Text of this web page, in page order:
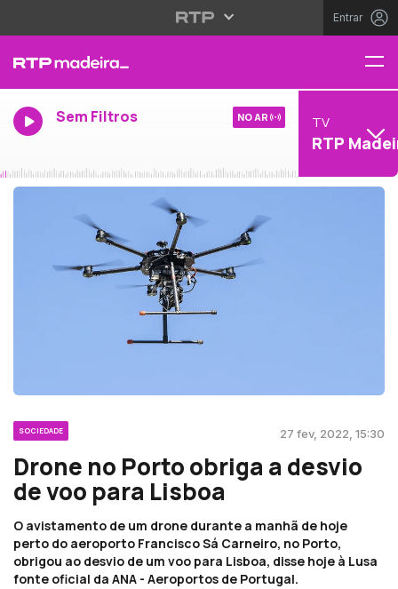
Entrar
Sem Filtros NO AR TV
RTP
SOCIEDADE 27 fev, 2022, 15:30
Drone no Porto obriga a desvio
de voo para Lisboa
O avistamento de um drone durante a manhã de hoje
perto do aeroporto Francisco Sá Carneiro, no Porto,
obrigou ao desvio de um voo para Lisboa, disse hoje à Lusa
fonte oficial da ANA - Aeroportos de Portugal.